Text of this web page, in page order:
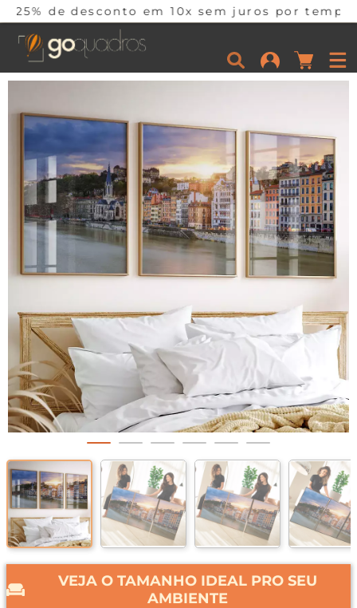
em 10x sem juros por tempo limitado.
VEJA O TAMANHO IDEAL PRO SEU
AMBIENTE